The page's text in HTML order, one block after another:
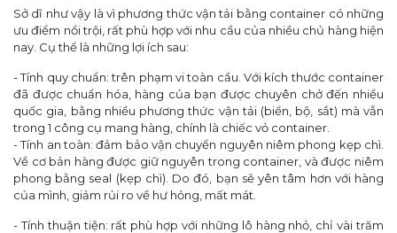
Sở dĩ như vậy là vì phương thức vận tải bằng container có những
ưu điểm nổi trội, rất phù hợp với nhu cầu của nhiều chủ hàng hiện
nay. Cụ thể là những lợi ích sau:
- Tính quy chuẩn: trên phạm vi toàn cầu. Với kích thước container
đã được chuẩn hóa, hàng của bạn được chuyên chở đến nhiều
quốc gia, bằng nhiều phương thức vận tải (biển, bộ, sắt) mà vẫn
trong 1 công cụ mang hàng, chính là chiếc vỏ container.
- Tính an toàn: đảm bảo vận chuyển nguyên niêm phong kẹp chì.
Về cơ bản hàng được giữ nguyên trong container, và được niêm
phong bằng seal (kẹp chì). Do đó, bạn sẽ yên tâm hơn với hàng
của mình, giảm rủi ro về hư hỏng, mất mát.
- Tính thuận tiện: rất phù hợp với những lô hàng nhỏ, chỉ vài trăm